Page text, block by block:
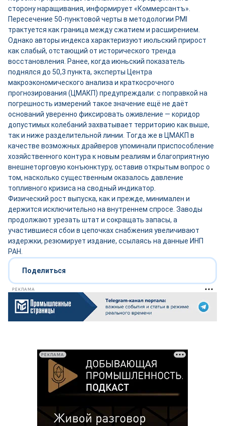
сторону наращивания, информирует «Коммерсантъ».
Пересечение 50-пунктовой черты в методологии PMI
трактуется как граница между сжатием и расширением.
Однако авторы индекса характеризуют июльский прирост
как слабый, отстающий от исторического тренда
восстановления. Ранее, когда июньский показатель
поднялся до 50,3 пункта, эксперты Центра
макроэкономического анализа и краткосрочного
прогнозирования (ЦМАКП) предупреждали: с поправкой на
погрешность измерений такое значение ещё не даёт
оснований уверенно фиксировать оживление — коридор
допустимых колебаний захватывает территорию как выше,
так и ниже разделительной линии. Тогда же в ЦМАКП в
качестве возможных драйверов упоминали приспособление
хозяйственного контура к новым реалиям и благоприятную
внешнеторговую конъюнктуру, оставив открытым вопрос о
том, насколько существенным оказалось давление
топливного кризиса на сводный индикатор.
Физический рост выпуска, как и прежде, минимален и
держится исключительно на внутреннем спросе. Заводы
продолжают урезать штат и сокращать запасы, а
участившиеся сбои в цепочках снабжения увеличивают
издержки, резюмирует издание, ссылаясь на данные ИНП
РАН.
Поделиться
РЕКЛАМА
РЕКЛАМА